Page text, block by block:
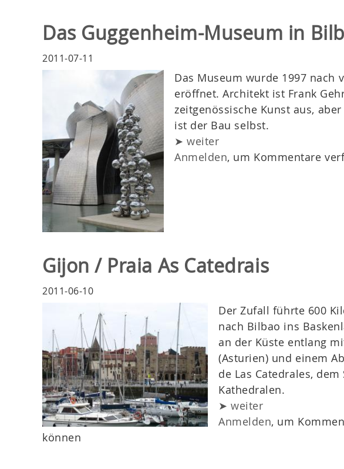
Das Guggenheim-Museum in
2011-07-11
Das Museum wurde 1997 nach
eröffnet. Architekt ist Frank
zeitgenössische Kunst aus,
ist der Bau selbst.
➤ weiter
Anmelden, um Kommentare
Gijon / Praia As Catedrais
2011-06-10
Der Zufall führte 600
nach Bilbao ins
an der Küste entlang
(Asturien) und einem
de Las Catedrales,
Kathedralen.
➤ weiter
Anmelden, um
können